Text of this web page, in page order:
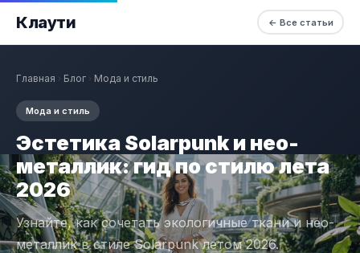
Клаути ← Все статьи
Главная Блог Мода и стиль
Мода и стиль
Эстетика Solarpunk и нео-
металлик: гид по стилю лета
2026
Узнайте, как сочетать экологичные ткани и нео-
металлик в стиле Solarpunk летом 2026.